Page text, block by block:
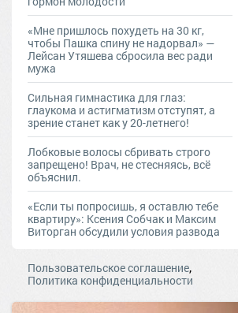
«Мне пришлось похудеть на 30 кг,
чтобы Пашка спину не надорвал» —
Лейсан Утяшева сбросила вес ради
мужа
Сильная гимнастика для глаз:
глаукома и астигматизм отступят, а
зрение станет как у 20-летнего!
Лобковые волосы сбривать строго
запрещено! Врач, не стесняясь, всё
объяснил.
«Если ты попросишь, я оставлю тебе
квартиру»: Ксения Собчак и Максим
Виторган обсудили условия развода
Пользовательское соглашение,
Политика конфиденциальности